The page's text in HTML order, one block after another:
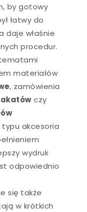
by gotowy
łatwy do
daje właśnie
procedur.
materiałów
, zamówienia
czy
akcesoria
wydruk
odpowiednio
się także
w krótkich